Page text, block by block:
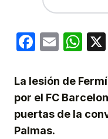
Email
La lesión de
por el FC
puertas de la
Palmas.